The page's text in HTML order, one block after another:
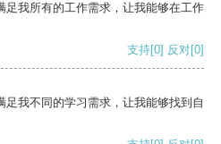
足我所有的工作需求，让我能够在工作
支持[0] 反对[0]
我不同的学习需求，让我能够找到自